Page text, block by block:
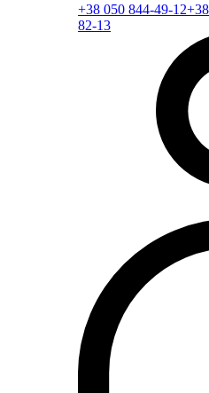
+38 050 844-49-12
82-13